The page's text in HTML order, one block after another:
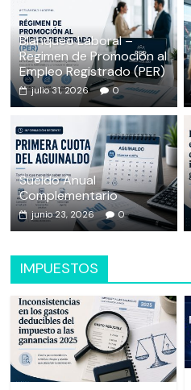
Blanqueo Laboral –
Regimen de Promoción al
Empleo Registrado (PER)
julio 31, 2026 0
Sueldo Anual
Complementario
junio 23, 2026 0
IMPUESTOS